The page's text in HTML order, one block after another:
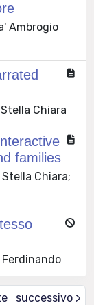
Ambrogio
Chiara
families
Chiara;
Ferdinando
successivo >